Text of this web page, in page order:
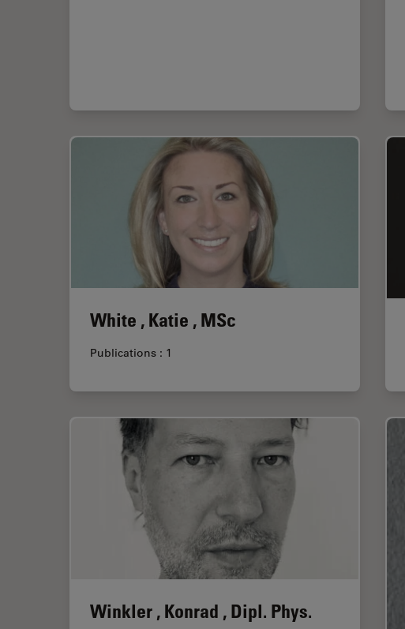
White , Katie , MSc
Publications : 1
Winkler , Konrad , Dipl. Phys.